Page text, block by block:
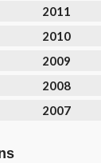
2011
2010
2009
2008
2007